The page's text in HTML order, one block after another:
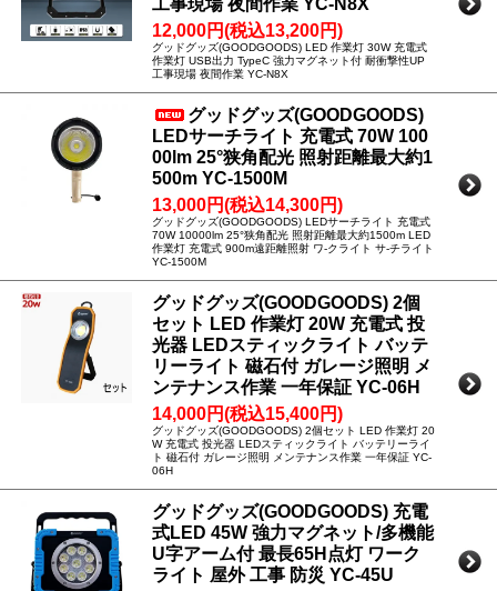
工事現場 夜間作業 YC-N8X
12,000円(税込13,200円)
グッドグッズ(GOODGOODS) LED 作業灯 30W 充電式
作業灯 USB出力 TypeC 強力マグネット付 耐衝撃性UP
工事現場 夜間作業 YC-N8X
グッドグッズ(GOODGOODS)
LEDサーチライト 充電式 70W 100
00lm 25°狭角配光 照射距離最大約1
500m YC-1500M
13,000円(税込14,300円)
グッドグッズ(GOODGOODS) LEDサーチライト 充電式
70W 10000lm 25°狭角配光 照射距離最大約1500m LED
作業灯 充電式 900m遠距離照射 ワ-クライト サ-チライト
YC-1500M
グッドグッズ(GOODGOODS) 2個
セット LED 作業灯 20W 充電式 投
光器 LEDスティックライト バッテ
リーライト 磁石付 ガレージ照明 メ
ンテナンス作業 一年保証 YC-06H
14,000円(税込15,400円)
グッドグッズ(GOODGOODS) 2個セット LED 作業灯 20
W 充電式 投光器 LEDスティックライト バッテリーライ
ト 磁石付 ガレージ照明 メンテナンス作業 一年保証 YC-
06H
グッドグッズ(GOODGOODS) 充電
式LED 45W 強力マグネット/多機能
U字アーム付 最長65H点灯 ワーク
ライト 屋外 工事 防災 YC-45U